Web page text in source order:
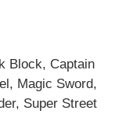
Block, Captain
Magic Sword,
Super Street